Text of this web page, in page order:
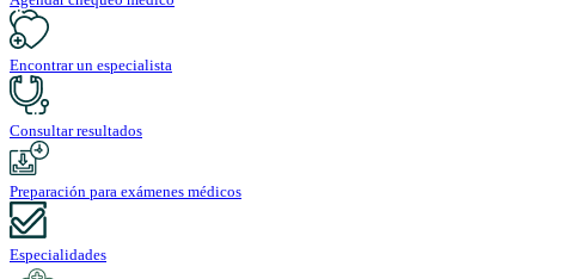
Encontrar un especialista
Consultar resultados
Preparación para exámenes médicos
Especialidades